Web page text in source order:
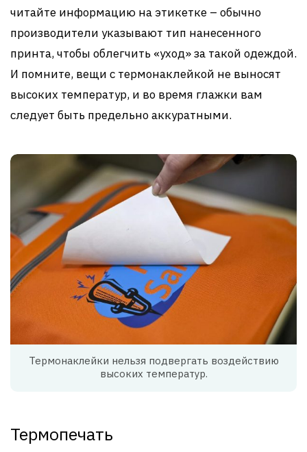
читайте информацию на этикетке – обычно
производители указывают тип нанесенного
принта, чтобы облегчить «уход» за такой одеждой.
И помните, вещи с термонаклейкой не выносят
высоких температур, и во время глажки вам
следует быть предельно аккуратными.
Термонаклейки нельзя подвергать воздействию
высоких температур.
Термопечать